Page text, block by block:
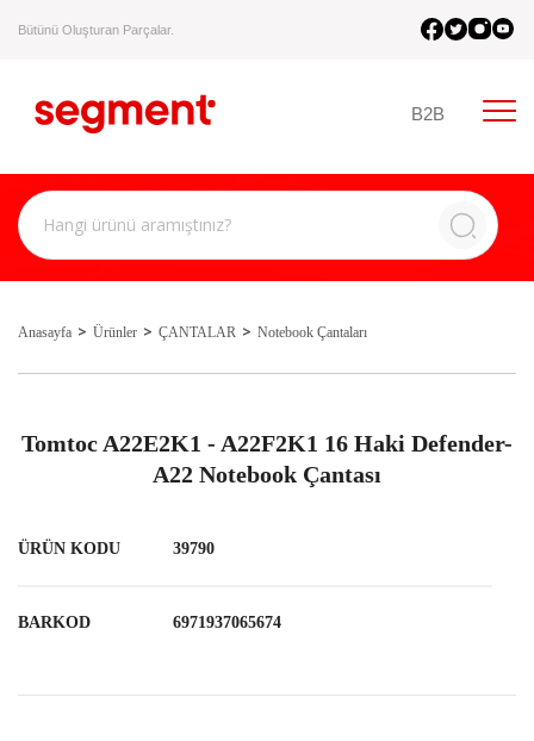
Bütünü Oluşturan Parçalar.
B2B
Anasayfa Ürünler ÇANTALAR Notebook Çantaları
Tomtoc A22E2K1 - A22F2K1 16 Haki Defender-
A22 Notebook Çantası
ÜRÜN KODU 39790
BARKOD 6971937065674